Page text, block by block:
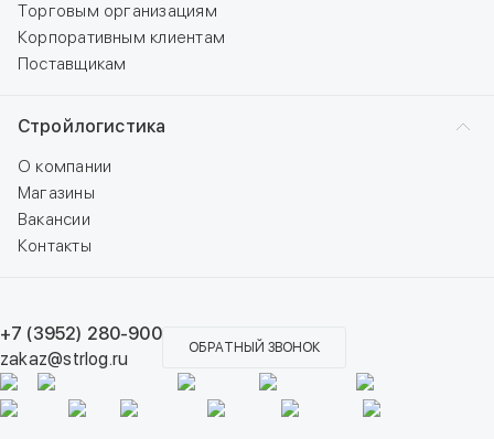
Торговым организациям
Корпоративным клиентам
Поставщикам
Стройлогистика
О компании
Магазины
Вакансии
Контакты
+7 (3952) 280-900
zakaz@strlog.ru
ОБРАТНЫЙ ЗВОНОК